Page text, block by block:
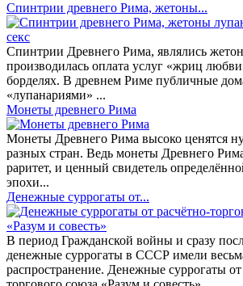
Спинтрии древнего Рима, жетоны...
Спинтрии Древнего Рима, являлись
производилась оплата услуг «жриц
борделях. В древнем Риме публичные
«лупанариями» ...
Монеты древнего Рима
Монеты Древнего Рима высоко ценятся
разных стран. Ведь монеты Древнего
раритет, и ценный свидетель
эпохи...
Денежные суррогаты от...
В период Гражданской войны и сразу
денежные суррогаты в СССР имели
распространение. Денежные суррогаты от